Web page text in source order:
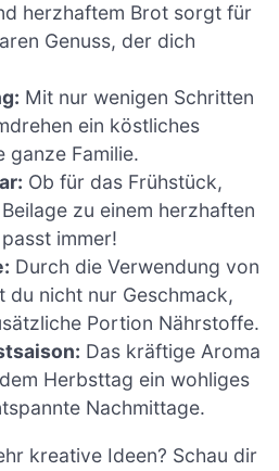
herzhaftem Brot sorgt für
Genuss, der dich
Mit nur wenigen Schritten
ein köstliches
ganze Familie.
Ob für das Frühstück,
zu einem herzhaften
immer!
Durch die Verwendung von
nicht nur Geschmack,
Portion Nährstoffe.
Das kräftige Aroma
Herbsttag ein wohliges
Nachmittage.
kreative Ideen? Schau dir